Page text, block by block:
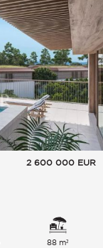
2 600 000 EUR
88 m²